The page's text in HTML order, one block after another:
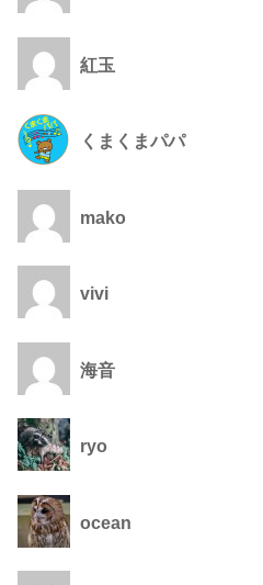
紅玉
くまくまパパ
mako
vivi
海音
ryo
ocean